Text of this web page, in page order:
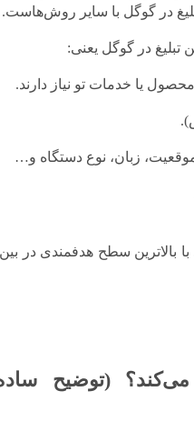
در گوگل با سایر روش‌هاست.
تبلیغ در گوگل یعنی:
یا خدمات تو نیاز دارند.
زبان، نوع دستگاه و…
بالاترین سطح هدفمندی در بین
(توضیح